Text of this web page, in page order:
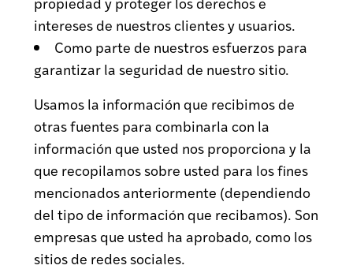
intereses de nuestros clientes y usuarios.
Como parte de nuestros esfuerzos para
garantizar la seguridad de nuestro sitio.
Usamos la información que recibimos de
otras fuentes para combinarla con la
información que usted nos proporciona y la
que recopilamos sobre usted para los fines
mencionados anteriormente (dependiendo
del tipo de información que recibamos). Son
empresas que usted ha aprobado, como los
sitios de redes sociales.